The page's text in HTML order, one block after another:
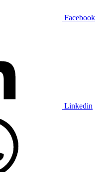
Facebook
Linkedin